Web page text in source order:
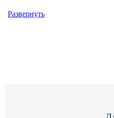
Развернуть